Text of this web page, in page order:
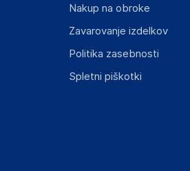
opozorila na embalaži izdelka in
Nakup na obroke
Zavarovanje izdelkov
Politika zasebnosti
Spletni piškotki